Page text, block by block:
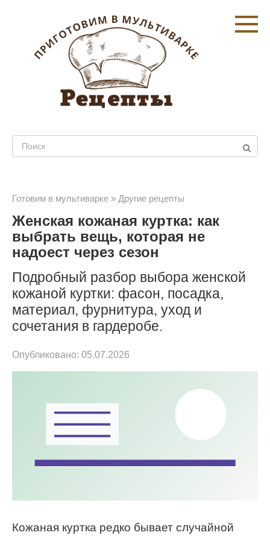
контенту
Поиск:
Готовим в мультиварке » Другие рецепты
Женская кожаная куртка: как
выбрать вещь, которая не
надоест через сезон
Подробный разбор выбора женской
кожаной куртки: фасон, посадка,
материал, фурнитура, уход и
сочетания в гардеробе.
Опубликовано: 05.07.2026
Кожаная куртка редко бывает случайной